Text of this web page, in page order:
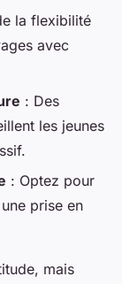
la flexibilité
avec
: Des
les jeunes
: Optez pour
prise en
mais